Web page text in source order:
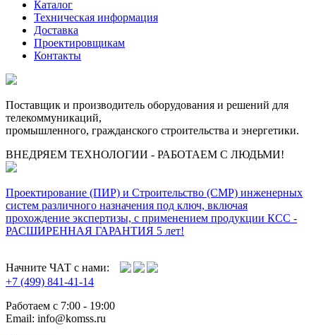
Каталог
Техническая информация
Доставка
Проектировщикам
Контакты
Поставщик и производитель оборудования и решений для
телекоммуникаций,
промышленного, гражданского строительства и энергетики.
ВНЕДРЯЕМ ТЕХНОЛОГИИ - РАБОТАЕМ С ЛЮДЬМИ!
Проектирование (ПИР) и Cтроительство (СМР) инженерных
систем различного назначения под ключ, включая
прохождение экспертизы, с применением продукции КСС -
РАСШИРЕННАЯ ГАРАНТИЯ 5 лет!
Начните ЧАТ с нами:
+7 (499) 841-41-14
Работаем с 7:00 - 19:00
Email: info@komss.ru